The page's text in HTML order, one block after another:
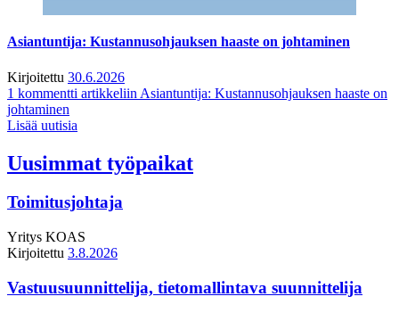
Asiantuntija: Kustannusohjauksen haaste on johtaminen
Kirjoitettu 30.6.2026
1 kommentti artikkeliin Asiantuntija: Kustannusohjauksen haaste on
johtaminen
Lisää uutisia
Uusimmat työpaikat
Toimitusjohtaja
Yritys KOAS
Kirjoitettu 3.8.2026
Vastuusuunnittelija, tietomallintava suunnittelija